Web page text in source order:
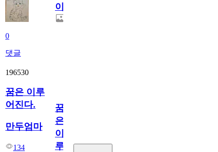
0
댓글
이
196530
꿈은 이루
어진다.
만두엄마
134
꿈
은
이
루